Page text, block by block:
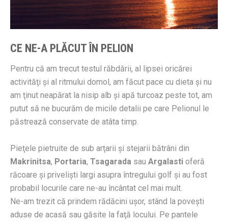
CE NE-A PLĂCUT ÎN PELION
Pentru că am trecut testul răbdării, al lipsei oricărei
activităţi şi al ritmului domol, am făcut pace cu dieta şi nu
am ţinut neapărat la nisip alb şi apă turcoaz peste tot, am
putut să ne bucurăm de micile detalii pe care Pelionul le
păstrează conservate de atâta timp.
Pieţele pietruite de sub arţarii şi stejarii bătrâni din
Makrinitsa, Portaria, Tsagarada sau Argalasti oferă
răcoare şi privelişti largi asupra întregului golf şi au fost
probabil locurile care ne-au încântat cel mai mult.
Ne-am trezit că prindem rădăcini uşor, stând la poveşti
aduse de acasă sau găsite la faţă locului. Pe pantele